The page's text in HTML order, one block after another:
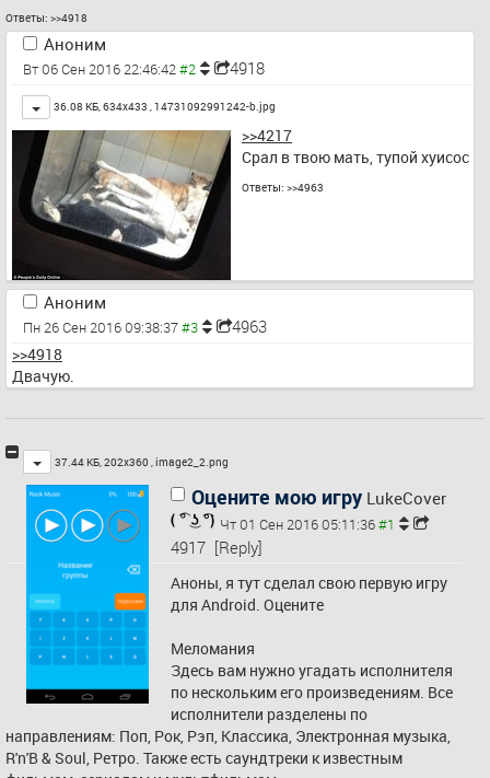
Ответы: >>4918
Аноним
Вт 06 Сен 2016 22:46:42 4918
Toggle
36.08 КБ, 634x433 , 14731092991242-b.jpg
>>4217
Срал в твою мать, тупой хуисос
Ответы: >>4963
Аноним
Пн 26 Сен 2016 09:38:37 4963
>>4918
Двачую.
Toggle
37.44 КБ, 202x360 , image2_2.png
Оцените мою игру LukeCover
Чт 01 Сен 2016 05:11:36
4917 [Reply]
Аноны, я тут сделал свою первую игру
для Android. Оцените
Меломания
Здесь вам нужно угадать исполнителя
по нескольким его произведениям. Все
исполнители разделены по
направлениям: Поп, Рок, Рэп, Классика, Электронная музыка,
R'n'B & Soul, Ретро. Также есть саундтреки к известным